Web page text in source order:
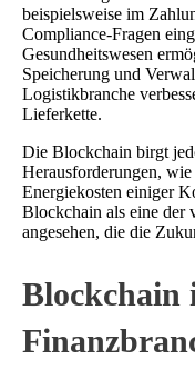
beispielsweise im
Compliance-Fragen
Gesundheitswesen
Speicherung und
Logistikbranche
Lieferkette.
Die Blockchain birgt
Herausforderungen,
Energiekosten einiger
Blockchain als eine der
angesehen, die die
Blockchain